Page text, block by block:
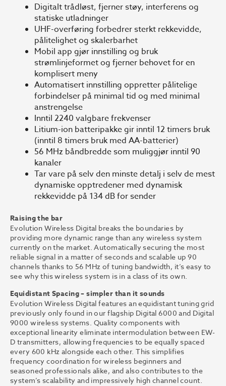
Digitalt trådløst, fjerner støy, interferens og
statiske utladninger
UHF-overføring forbedrer sterkt rekkevidde,
pålitelighet og skalerbarhet
Mobil app gjør innstilling og bruk
strømlinjeformet og fjerner behovet for en
komplisert meny
Automatisert innstilling oppretter pålitelige
forbindelser på minimal tid og med minimal
anstrengelse
Inntil 2240 valgbare frekvenser
Litium-ion batteripakke gir inntil 12 timers bruk
(inntil 8 timers bruk med AA-batterier)
56 MHz båndbredde som muliggjør inntil 90
kanaler
Tar vare på selv den minste detalj i selv de mest
dynamiske opptredener med dynamisk
rekkevidde på 134 dB for sender
Raising the bar
Evolution Wireless Digital breaks the boundaries by
providing more dynamic range than any wireless system
currently on the market. Automatically securing the most
reliable signal in a matter of seconds and scalable up 90
channels thanks to 56 MHz of tuning bandwidth, it’s easy to
see why this wireless system is in a class of its own.
Equidistant Spacing – simpler than it sounds
Evolution Wireless Digital features an equidistant tuning grid
previously only found in our flagship Digital 6000 and Digital
9000 wireless systems. Quality components with
exceptional linearity eliminate intermodulation between EW-
D transmitters, allowing frequencies to be equally spaced
every 600 kHz alongside each other. This simplifies
frequency coordination for wireless beginners and
seasoned professionals alike, and also contributes to the
system’s scalability and impressively high channel count.